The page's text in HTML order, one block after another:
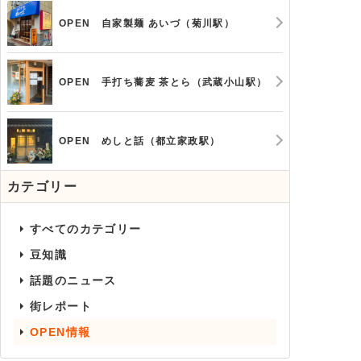
OPEN 自家製麺 あいづ（菊川駅）
OPEN 手打ち蕎麦 茶とら（武蔵小山駅）
OPEN めしと話（都立家政駅）
カテゴリー
すべてのカテゴリー
豆知識
話題のニュース
街レポート
OPEN情報